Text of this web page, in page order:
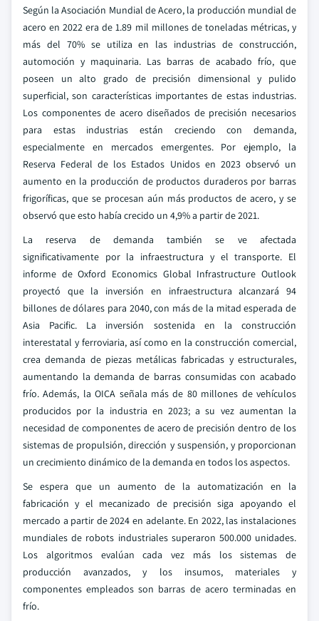
Según la Asociación Mundial de Acero, la producción mundial de
acero en 2022 era de 1.89 mil millones de toneladas métricas, y
más del 70% se utiliza en las industrias de construcción,
automoción y maquinaria. Las barras de acabado frío, que
poseen un alto grado de precisión dimensional y pulido
superficial, son características importantes de estas industrias.
Los componentes de acero diseñados de precisión necesarios
para estas industrias están creciendo con demanda,
especialmente en mercados emergentes. Por ejemplo, la
Reserva Federal de los Estados Unidos en 2023 observó un
aumento en la producción de productos duraderos por barras
frigoríficas, que se procesan aún más productos de acero, y se
observó que esto había crecido un 4,9% a partir de 2021.
La reserva de demanda también se ve afectada
significativamente por la infraestructura y el transporte. El
informe de Oxford Economics Global Infrastructure Outlook
proyectó que la inversión en infraestructura alcanzará 94
billones de dólares para 2040, con más de la mitad esperada de
Asia Pacific. La inversión sostenida en la construcción
interestatal y ferroviaria, así como en la construcción comercial,
crea demanda de piezas metálicas fabricadas y estructurales,
aumentando la demanda de barras consumidas con acabado
frío. Además, la OICA señala más de 80 millones de vehículos
producidos por la industria en 2023; a su vez aumentan la
necesidad de componentes de acero de precisión dentro de los
sistemas de propulsión, dirección y suspensión, y proporcionan
un crecimiento dinámico de la demanda en todos los aspectos.
Se espera que un aumento de la automatización en la
fabricación y el mecanizado de precisión siga apoyando el
mercado a partir de 2024 en adelante. En 2022, las instalaciones
mundiales de robots industriales superaron 500.000 unidades.
Los algoritmos evalúan cada vez más los sistemas de
producción avanzados, y los insumos, materiales y
componentes empleados son barras de acero terminadas en
frío.